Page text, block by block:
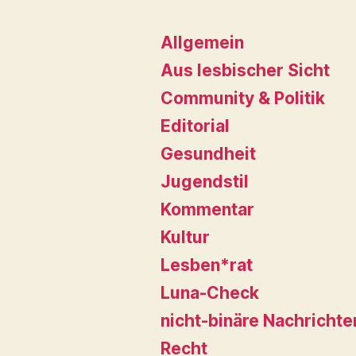
Allgemein
Aus lesbischer Sicht
Community & Politik
Editorial
Gesundheit
Jugendstil
Kommentar
Kultur
Lesben*rat
Luna-Check
nicht-binäre
Recht